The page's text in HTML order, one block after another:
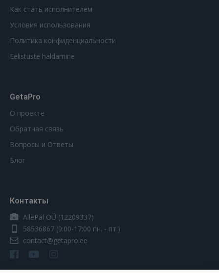
Как стать исполнителем
Условия использования
Политика конфиденциальности
Eelistuste haldamine
GetaPro
О проекте
Обратная связь
Вопросы и Ответы
Блог
Контакты
AllePal OÜ (12209337)
58536867 (9:00-17:00 пн. - пт.)
contact@getapro.ee